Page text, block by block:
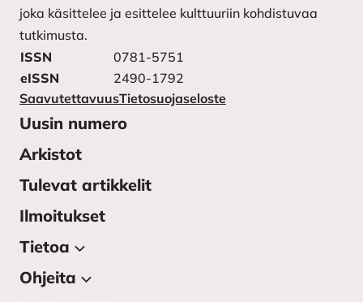
joka käsittelee ja esittelee kulttuuriin kohdistuvaa
tutkimusta.
ISSN
0781-5751
eISSN
2490-1792
SaavutettavuusTietosuojaseloste
Uusin numero
Arkistot
Tulevat artikkelit
Ilmoitukset
Tietoa
Tietoa julkaisusta
Ohjeita